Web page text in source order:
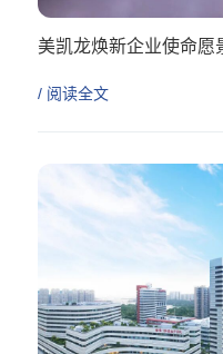
美凯龙焕新企业使命愿
/ 阅读全文